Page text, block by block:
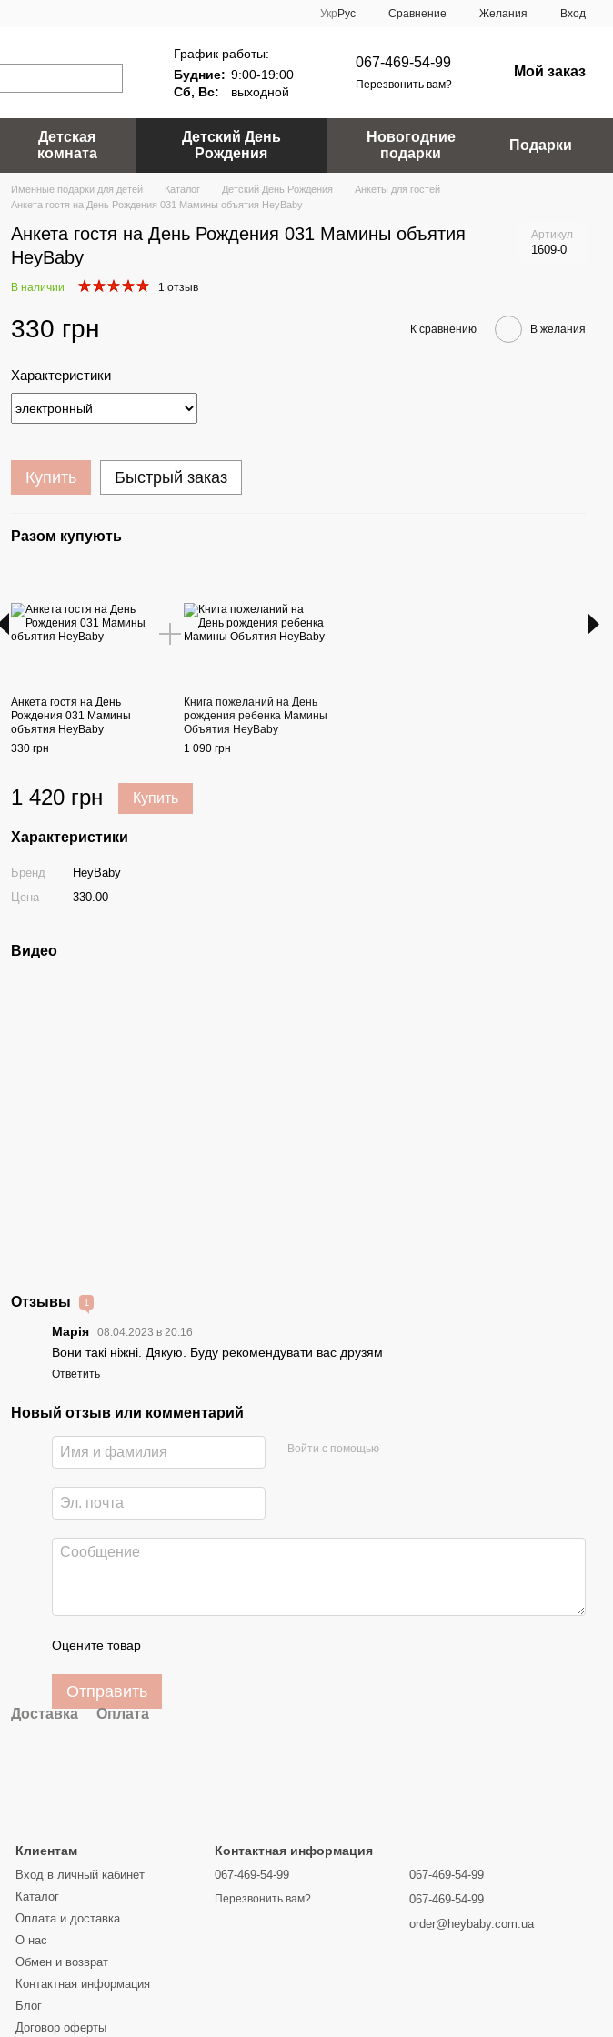
Укр Рус Сравнение Желания Вход
График работы:
Будние: 9:00-19:00
Сб, Вс:
выходной
067-469-54-99
Перезвонить вам?
Мой заказ
Детская
комната
Детский День
Рождения
Новогодние
подарки
Подарки
Именные подарки для детей Каталог Детский День Рождения
Анкеты для гостей
Анкета гостя на День Рождения 031 Мамины объятия HeyBaby
Анкета гостя на День Рождения 031 Мамины объятия
HeyBaby
Артикул
1609-0
В наличии 1 отзыв
330 грн К сравнению В желания
Характеристики
Купить Быстрый заказ
Разом купують
Анкета гостя на День
Рождения 031 Мамины
объятия HeyBaby
330 грн
Книга пожеланий на День
рождения ребенка Мамины
Объятия HeyBaby
1 090 грн
1 420 грн Купить
Характеристики
Бренд
HeyBaby
Цена
330.00
Видео
Отзывы 1
Марія 08.04.2023 в 20:16
Вони такі ніжні. Дякую. Буду рекомендувати вас друзям
Ответить
Новый отзыв или комментарий
Войти с помощью
Оцените товар
Отправить
Доставка Оплата
Клиентам
Вход в личный кабинет
Каталог
Оплата и доставка
О нас
Обмен и возврат
Контактная информация
Блог
Договор оферты
Контактная информация
067-469-54-99
Перезвонить вам?
067-469-54-99
067-469-54-99
order@heybaby.com.ua